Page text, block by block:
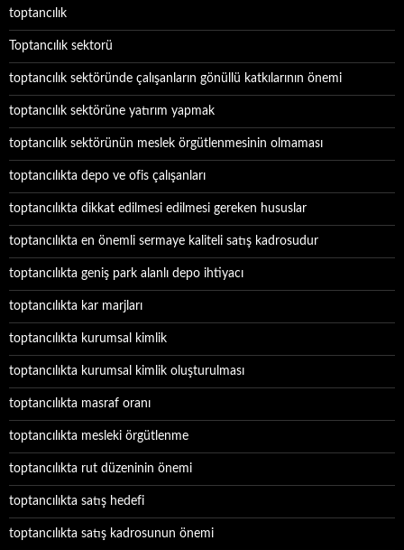
toptancılık
Toptancılık sektorü
toptancılık sektöründe çalışanların gönüllü katkılarının önemi
toptancılık sektörüne yatırım yapmak
toptancılık sektörünün meslek örgütlenmesinin olmaması
toptancılıkta depo ve ofis çalışanları
toptancılıkta dikkat edilmesi edilmesi gereken hususlar
toptancılıkta en önemli sermaye kaliteli satış kadrosudur
toptancılıkta geniş park alanlı depo ihtiyacı
toptancılıkta kar marjları
toptancılıkta kurumsal kimlik
toptancılıkta kurumsal kimlik oluşturulması
toptancılıkta masraf oranı
toptancılıkta mesleki örgütlenme
toptancılıkta rut düzeninin önemi
toptancılıkta satış hedefi
toptancılıkta satış kadrosunun önemi